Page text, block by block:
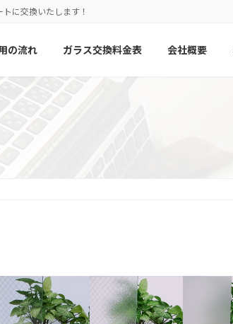
に交換いたします！
の流れ ガラス交換料金表 会社概要